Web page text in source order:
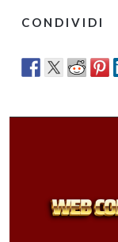
CONDIVIDI